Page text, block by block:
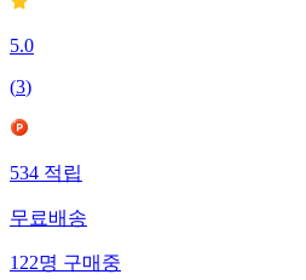
5.0
(3)
534 적립
무료배송
122명 구매중